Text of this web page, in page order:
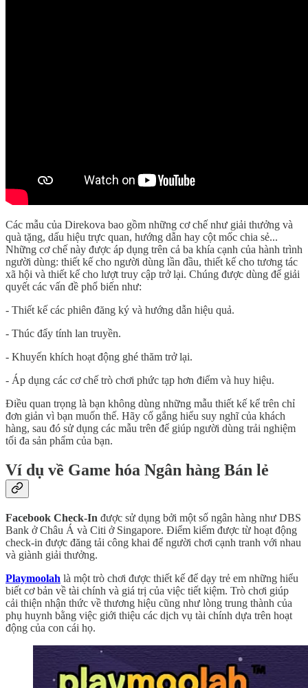
Các mẫu của Direkova bao gồm những cơ chế như giải thưởng và
quà tặng, dấu hiệu trực quan, hướng dẫn hay cột mốc chia sẻ...
Những cơ chế này được áp dụng trên cả ba khía cạnh của hành trình
người dùng: thiết kế cho người dùng lần đầu, thiết kế cho tương tác
xã hội và thiết kế cho lượt truy cập trở lại. Chúng được dùng để giải
quyết các vấn đề phổ biến như:
- Thiết kế các phiên đăng ký và hướng dẫn hiệu quả.
- Thúc đẩy tính lan truyền.
- Khuyến khích hoạt động ghé thăm trở lại.
- Áp dụng các cơ chế trò chơi phức tạp hơn điểm và huy hiệu.
Điều quan trọng là bạn không dùng những mẫu thiết kế kể trên chỉ
đơn giản vì bạn muốn thế. Hãy cố gắng hiểu suy nghĩ của khách
hàng, sau đó sử dụng các mẫu trên để giúp người dùng trải nghiệm
tối đa sản phẩm của bạn.
Ví dụ về Game hóa Ngân hàng Bán lẻ
Facebook Check-In được sử dụng bởi một số ngân hàng như DBS
Bank ở Châu Á và Citi ở Singapore. Điểm kiếm được từ hoạt động
check-in được đăng tải công khai để người chơi cạnh tranh với nhau
và giành giải thưởng.
Playmoolah là một trò chơi được thiết kế để dạy trẻ em những hiểu
biết cơ bản về tài chính và giá trị của việc tiết kiệm. Trò chơi giúp
cải thiện nhận thức về thương hiệu cũng như lòng trung thành của
phụ huynh bằng việc giới thiệu các dịch vụ tài chính dựa trên hoạt
động của con cái họ.